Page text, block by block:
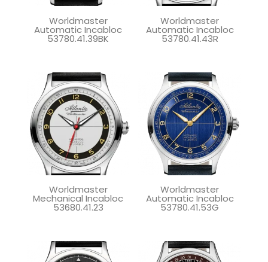
Worldmaster
Automatic Incabloc
53780.41.39BK
Worldmaster
Automatic Incabloc
53780.41.43R
Worldmaster
Mechanical Incabloc
53680.41.23
Worldmaster
Automatic Incabloc
53780.41.53G